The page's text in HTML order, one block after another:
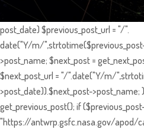
post_date) $previous_post_url = "/".
date("Y/m/
>post_name; $next_post =
$next_post_url = "/".date("Y/m/
>post_date)).$next_post->post_name;
get_previous_post(); if
"https://antwrp.gsfc.nasa.gov/apod/